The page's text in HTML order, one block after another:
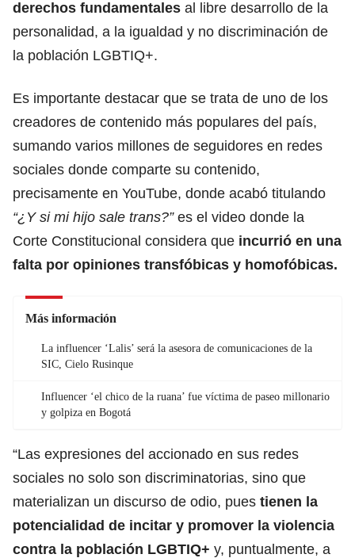
derechos fundamentales al libre desarrollo de la
personalidad, a la igualdad y no discriminación de
la población LGBTIQ+.
Es importante destacar que se trata de uno de los
creadores de contenido más populares del país,
sumando varios millones de seguidores en redes
sociales donde comparte su contenido,
precisamente en YouTube, donde acabó titulando
“¿Y si mi hijo sale trans?”es el video donde la
Corte Constitucional considera que incurrió en una
falta por opiniones transfóbicas y homofóbicas.
Más información
La influencer ‘Lalis’ será la asesora de comunicaciones de la
SIC, Cielo Rusinque
Influencer ‘el chico de la ruana’ fue víctima de paseo millonario
y golpiza en Bogotá
“Las expresiones del accionado en sus redes
sociales no solo son discriminatorias, sino que
materializan un discurso de odio, pues tienen la
potencialidad de incitar y promover la violencia
contra la población LGBTIQ+ y, puntualmente, a